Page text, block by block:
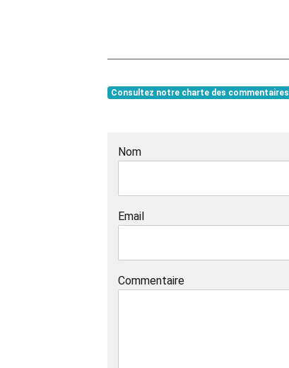
Consultez notre charte des commentaires
Nom
Email
Commentaire